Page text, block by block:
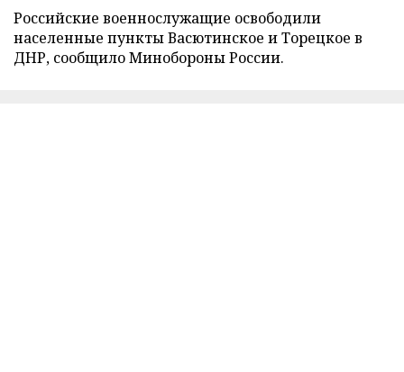
Российские военнослужащие освободили
населенные пункты Васютинское и Торецкое в
ДНР, сообщило Минобороны России.